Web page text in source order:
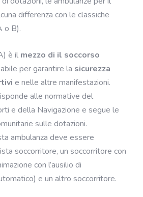
differenza con le classiche
o B).
è il mezzo di il soccorso
per garantire la sicurezza
e nelle altre manifestazioni.
alle normative del
e della Navigazione e segue le
sulle dotazioni.
ambulanza deve essere
soccorritore, un soccorritore con
con l’ausilio di
e un altro soccorritore.